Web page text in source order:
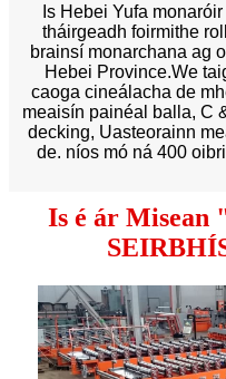
Is Hebei Yufa
tháirgeadh foirmithe
brainsí monarchana ag
Hebei Province.We
caoga cineálacha de
meaisín painéal balla, C
decking, Uasteorainn
de. níos mó ná 400
Is é ár